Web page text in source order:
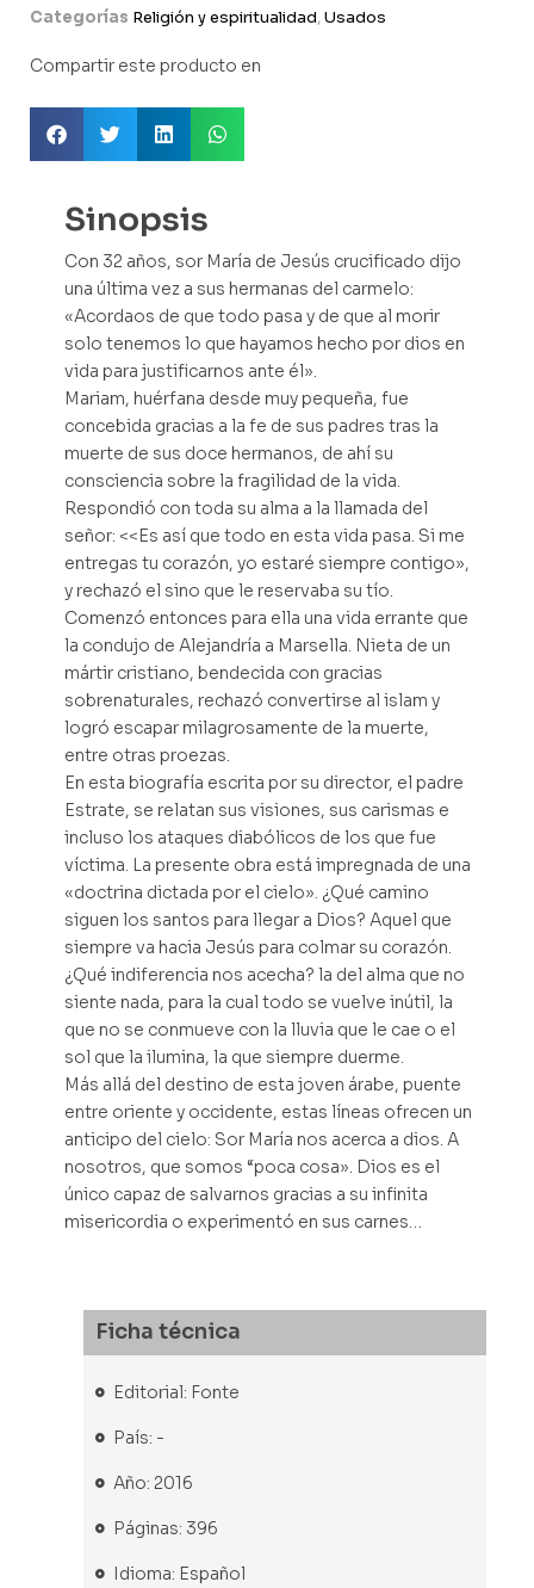
Categorías Religión y espiritualidad,Usados
Compartir este producto en
Sinopsis
Con 32 años, sor María de Jesús crucificado dijo
una última vez a sus hermanas del carmelo:
«Acordaos de que todo pasa y de que al morir
solo tenemos lo que hayamos hecho por dios en
vida para justificarnos ante él».
Mariam, huérfana desde muy pequeña, fue
concebida gracias a la fe de sus padres tras la
muerte de sus doce hermanos, de ahí su
consciencia sobre la fragilidad de la vida.
Respondió con toda su alma a la llamada del
señor: <<Es así que todo en esta vida pasa. Si me
entregas tu corazón, yo estaré siempre contigo»,
y rechazó el sino que le reservaba su tío.
Comenzó entonces para ella una vida errante que
la condujo de Alejandría a Marsella. Nieta de un
mártir cristiano, bendecida con gracias
sobrenaturales, rechazó convertirse al islam y
logró escapar milagrosamente de la muerte,
entre otras proezas.
En esta biografía escrita por su director, el padre
Estrate, se relatan sus visiones, sus carismas e
incluso los ataques diabólicos de los que fue
víctima. La presente obra está impregnada de una
«doctrina dictada por el cielo». ¿Qué camino
siguen los santos para llegar a Dios? Aquel que
siempre va hacia Jesús para colmar su corazón.
¿Qué indiferencia nos acecha? la del alma que no
siente nada, para la cual todo se vuelve inútil, la
que no se conmueve con la lluvia que le cae o el
sol que la ilumina, la que siempre duerme.
Más allá del destino de esta joven árabe, puente
entre oriente y occidente, estas líneas ofrecen un
anticipo del cielo: Sor María nos acerca a dios. A
nosotros, que somos “poca cosa». Dios es el
único capaz de salvarnos gracias a su infinita
misericordia o experimentó en sus carnes…
Ficha técnica
Editorial: Fonte
País: -
Año: 2016
Páginas: 396
Idioma: Español